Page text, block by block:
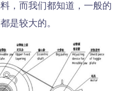
，而我们都知道，一般的
是较大的。